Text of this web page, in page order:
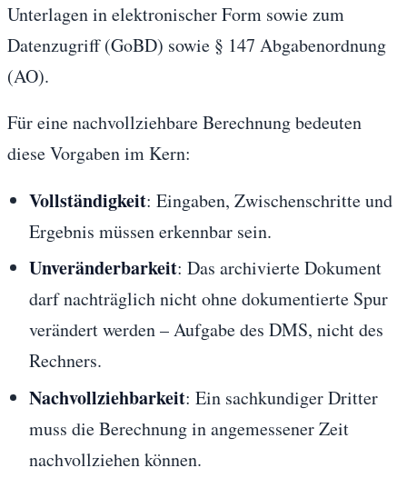
Unterlagen in elektronischer Form sowie zum
Datenzugriff (GoBD) sowie § 147 Abgabenordnung
(AO).
Für eine nachvollziehbare Berechnung bedeuten
diese Vorgaben im Kern:
Vollständigkeit: Eingaben, Zwischenschritte und
Ergebnis müssen erkennbar sein.
Unveränderbarkeit: Das archivierte Dokument
darf nachträglich nicht ohne dokumentierte Spur
verändert werden – Aufgabe des DMS, nicht des
Rechners.
Nachvollziehbarkeit: Ein sachkundiger Dritter
muss die Berechnung in angemessener Zeit
nachvollziehen können.